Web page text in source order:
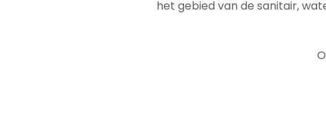
het gebied van de sanitair,